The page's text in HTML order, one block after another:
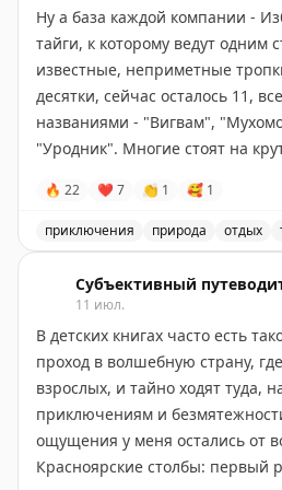
Ну а база каждой компании -
тайги, к которому ведут одним
известные, неприметные
десятки, сейчас осталось 11,
названиями - "Вигвам",
"Уродник". Многие стоят на
увидишь, а наверх залезет
Избами их называют довольно
правда были маленькие
(причём нередко - от чужих
избы - это вполне
безупречной чистотой внутри,
электричеством от
батарей. И - с железными
потому и строятся избы вдали
чужаков в них не ждут.
🔥 22 ❤ 7 👏 1 🥰 1
приключения природа отдых
Субъективный
11 июл.
В детских книгах часто есть
проход в волшебную страну, где они свободны от
взрослых, и тайно ходят туда,
приключениям и
ощущения у меня остались от
Красноярские столбы: первый